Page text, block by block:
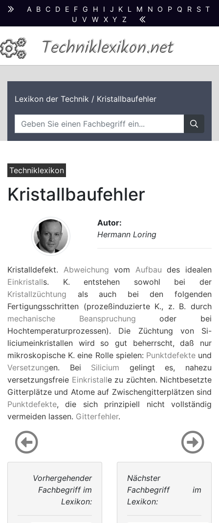
A B C D E F G H I J K L M N O P Q R S T
U
V W X Y Z
Techniklexikon.net
Lexikon der Technik / Kristallbaufehler
Techniklexikon
Kristallbaufehler
Autor:
Hermann Loring
Kristalldefekt. Abweichung vom Aufbau des idealen
Einkristalls. K. entstehen sowohl bei der
Kristallzüchtung als auch bei den folgenden
Fertigungsschritten (prozeßinduzierte K., z. B. durch
mechanische Beanspruchung oder bei
Hochtemperaturprozessen). Die Züchtung von Si-
liciumeinkristallen wird so gut beherrscht, daß nur
mikroskopische K. eine Rolle spielen: Punktdefekteund
Versetzungen. Bei Silicium gelingt es, nahezu
versetzungsfreie Einkristalle zu züchten. Nichtbesetzte
Gitterplätze und Atome auf Zwischengitterplätzen sind
Punktdefekte, die sich prinzipiell nicht vollständig
vermeiden lassen. Gitterfehler.
Vorhergehender
Fachbegriff im
Lexikon:
Nächster
Fachbegriff im
Lexikon: